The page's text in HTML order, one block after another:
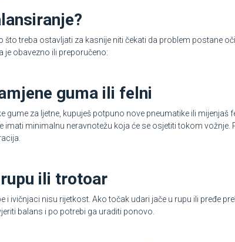
što treba ostavljati za kasnije niti čekati da problem postane
je obavezno ili preporučeno:
guma ili felni
gume za ljetne, kupuješ potpuno nove pneumatike ili
imati minimalnu neravnotežu koja će se osjetiti tokom
ili trotoar
i ivičnjaci nisu rijetkost. Ako točak udari jače u rupu ili pređe
balans i po potrebi ga uraditi ponovo.